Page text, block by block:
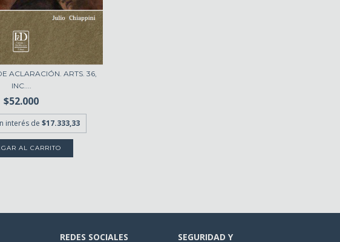
ACLARACIÓN. ARTS. 36,
INC....
$52.000
interés de $17.333,33
REDES SOCIALES SEGURIDAD Y